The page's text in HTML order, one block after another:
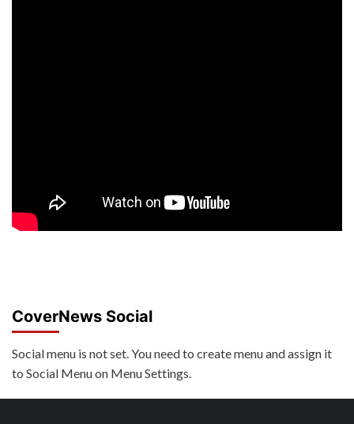
CoverNews Social
Social menu is not set. You need to create menu and assign it
to Social Menu on Menu Settings.